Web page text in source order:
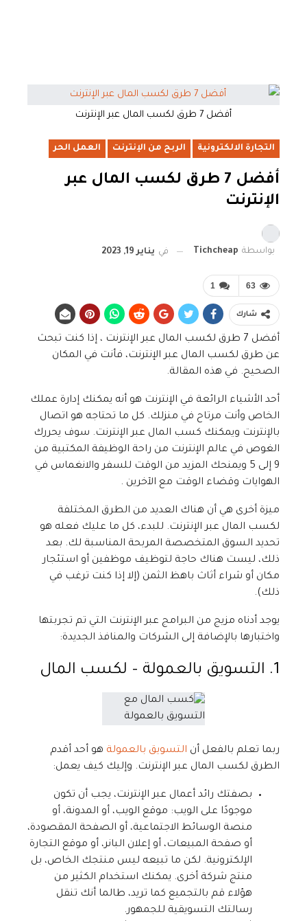
أفضل 7 طرق لكسب المال عبر الإنترنت
التجارة الالكترونية الربح من الإنترنت العمل الحر
أفضل 7 طرق لكسب المال عبر
الإنترنت
بواسطة Tichcheap في يناير 19, 2023
1 63
شارك
أفضل 7 طرق لكسب المال عبر الإنترنت ، إذا كنت تبحث
عن طرق لكسب المال عبر الإنترنت، فأنت في المكان
الصحيح. في هذه المقالة.
أحد الأشياء الرائعة في الإنترنت هو أنه يمكنك إدارة عملك
الخاص وأنت مرتاح في منزلك. كل ما تحتاجه هو اتصال
بالإنترنت ويمكنك كسب المال عبر الإنترنت. سوف يحررك
الغوص في عالم الإنترنت من راحة الوظيفة المكتبية من
9 إلى 5 ويمنحك المزيد من الوقت للسفر والانغماس في
الهوايات وقضاء الوقت مع الآخرين .
ميزة أخرى هي أن هناك العديد من الطرق المختلفة
لكسب المال عبر الإنترنت. للبدء، كل ما عليك فعله هو
تحديد السوق المتخصصة المربحة المناسبة لك. بعد
ذلك، ليست هناك حاجة لتوظيف موظفين أو استئجار
مكان أو شراء أثاث باهظ الثمن (إلا إذا كنت ترغب في
ذلك).
يوجد أدناه مزيج من البرامج عبر الإنترنت التي تم تجربتها
واختبارها بالإضافة إلى الشركات والمنافذ الجديدة:
1. التسويق بالعمولة – لكسب المال
ربما تعلم بالفعل أن التسويق بالعمولة هو أحد أقدم
الطرق لكسب المال عبر الإنترنت. وإليك كيف يعمل:
بصفتك رائد أعمال عبر الإنترنت، يجب أن تكون
موجودًا على الويب: موقع الويب، أو المدونة، أو
منصة الوسائط الاجتماعية، أو الصفحة المقصودة،
أو صفحة المبيعات، أو إعلان البانر، أو موقع التجارة
الإلكترونية. لكن ما تبيعه ليس منتجك الخاص، بل
منتج شركة أخرى. يمكنك استخدام الكثير من
هؤلاء قم بالتجميع كما تريد، طالما أنك تنقل
رسالتك التسويقية للجمهور.